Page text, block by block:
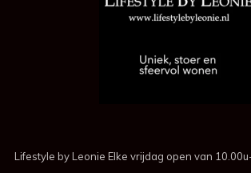
Lifestyle by Leonie Elke vrijdag open van